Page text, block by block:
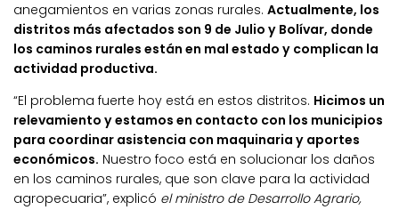
anegamientos en varias zonas rurales. Actualmente, los
distritos más afectados son 9 de Julio y Bolívar, donde
los caminos rurales están en mal estado y complican la
actividad productiva.
“El problema fuerte hoy está en estos distritos. Hicimos un
relevamiento y estamos en contacto con los municipios
para coordinar asistencia con maquinaria y aportes
económicos. Nuestro foco está en solucionar los daños
en los caminos rurales, que son clave para la actividad
agropecuaria”, explicó el ministro de Desarrollo Agrario,